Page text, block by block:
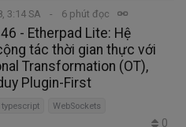
3:14 SA 6 phút đọc
- Etherpad Lite: Hệ
tác thời gian thực với
Transformation (OT),
Plugin-First
WebSockets
0